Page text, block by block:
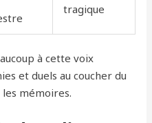
tragique
à cette voix
et duels au coucher du
mémoires.